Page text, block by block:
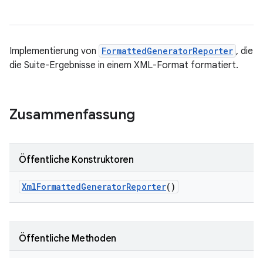
Implementierung von FormattedGeneratorReporter , die
die Suite-Ergebnisse in einem XML-Format formatiert.
Zusammenfassung
Öffentliche Konstruktoren
XmlFormattedGeneratorReporter()
Öffentliche Methoden